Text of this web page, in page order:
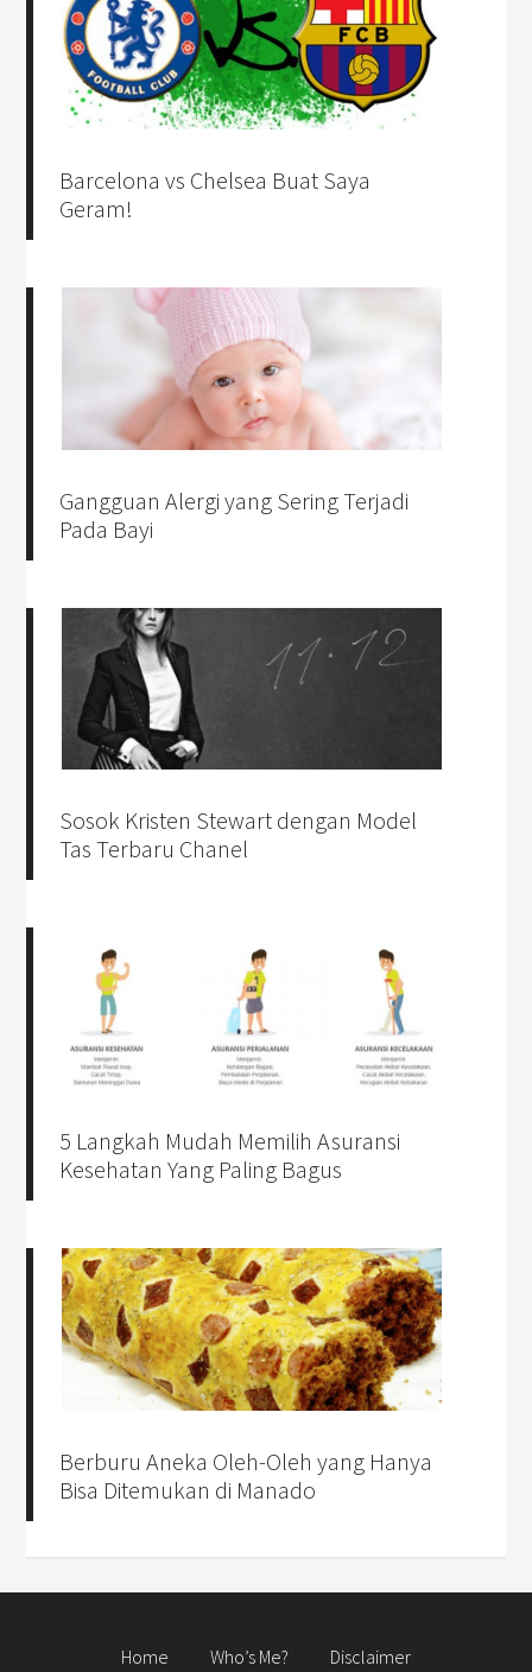
Barcelona vs Chelsea Buat Saya
Geram!
Gangguan Alergi yang Sering Terjadi
Pada Bayi
Sosok Kristen Stewart dengan Model
Tas Terbaru Chanel
5 Langkah Mudah Memilih Asuransi
Kesehatan Yang Paling Bagus
Berburu Aneka Oleh-Oleh yang Hanya
Bisa Ditemukan di Manado
Home Who’s Me? Disclaimer